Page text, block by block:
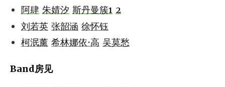
阿肆 朱婧汐 斯丹曼簇1 2
刘若英 张韶涵 徐怀钰
柯泯薰 希林娜依·高 吴莫愁
Band房见